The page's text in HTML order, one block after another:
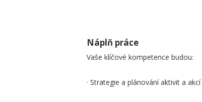
Náplň práce
Vaše klíčové kompetence budou:
· Strategie a plánování aktivit a